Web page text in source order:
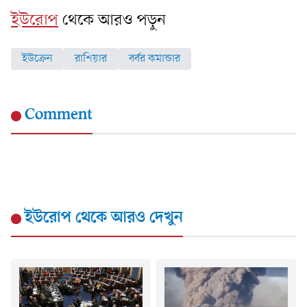
ইউরোপথেকে আরও পড়ুন
ইউক্রেন রাশিয়ার বর্বর কমান্ডার
Comment
ইউরোপথেকে আরও দেখুন